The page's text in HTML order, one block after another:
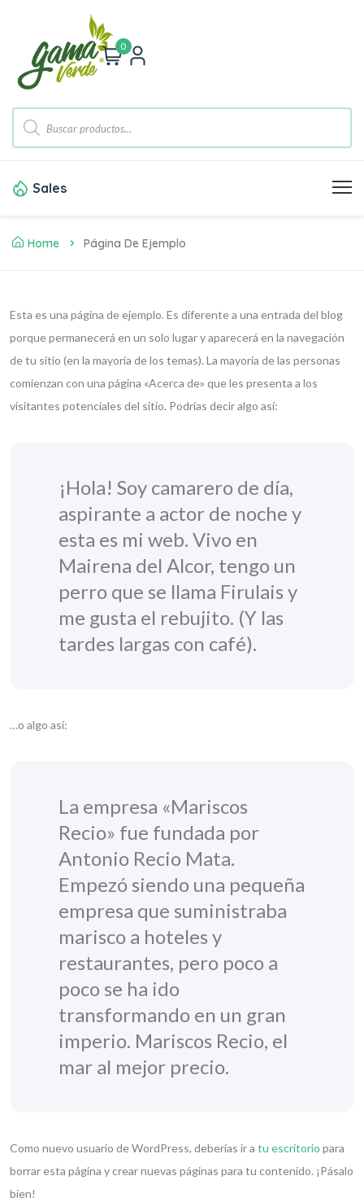
0
Sales
Home Página De Ejemplo
Esta es una página de ejemplo. Es diferente a una entrada del blog
porque permanecerá en un solo lugar y aparecerá en la navegación
de tu sitio (en la mayoría de los temas). La mayoría de las personas
comienzan con una página «Acerca de» que les presenta a los
visitantes potenciales del sitio. Podrías decir algo así:
¡Hola! Soy camarero de día,
aspirante a actor de noche y
esta es mi web. Vivo en
Mairena del Alcor, tengo un
perro que se llama Firulais y
me gusta el rebujito. (Y las
tardes largas con café).
…o algo así:
La empresa «Mariscos
Recio» fue fundada por
Antonio Recio Mata.
Empezó siendo una pequeña
empresa que suministraba
marisco a hoteles y
restaurantes, pero poco a
poco se ha ido
transformando en un gran
imperio. Mariscos Recio, el
mar al mejor precio.
Como nuevo usuario de WordPress, deberías ir a tu escritorio para
borrar esta página y crear nuevas páginas para tu contenido. ¡Pásalo
bien!